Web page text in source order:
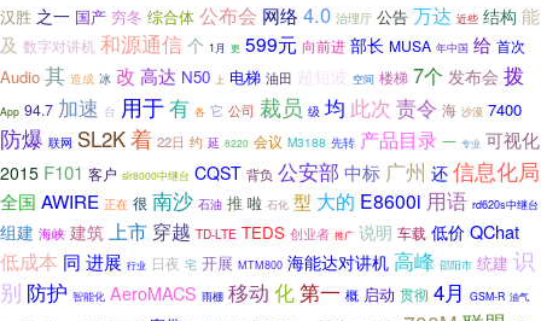
汉胜 之一 国产 穷冬 综合体 公布会 网络 4.0 治理厅 公告 万达 近些 结构 能
及 数字对讲机 和源通信 个 1月 更 599元 向前进 部长 MUSA 年中国 给 首次
Audio 其 造成 冰 改 高达 N50 上 电梯 油田 超短波 空间 楼梯 7个 发布会 拨
App 94.7 加速 台 用于有 各 它 公司 裁员 级 均 此次 责令 海 沙漠 7400
防爆 联网 SL2K着 22日 约 延 8220 会议 M3188 先转 产品目录 一 专业 可视化
2015 F101 客户 slr8000中继台 CQST 背负 公安部 中标 广州 还 信息化局
全国 AWIRE 正在 很 南沙 石油 推 啦 石化 型 大的 E8600i 用语 rd620s中继台
组建 海峡 建筑 上市 穿越 TD-LTE TEDS 创业者 推广 说明 车载 低价 QChat
低成本 同 进展 行业 日夜 宅 开展 MTM800 海能达对讲机 高峰 邵阳市 统建 识
别 防护 智能化 AeroMACS 雨棚 移动 化第一 概 启动 贯彻 4月 GSM-R 油气